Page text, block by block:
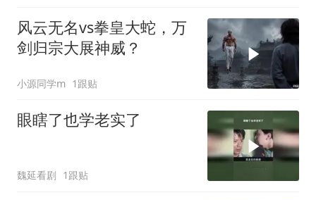
风云无名vs拳皇大蛇，万
剑归宗大展神威？
小源同学m 1跟贴
眼瞎了也学老实了
魏延看剧 1跟贴